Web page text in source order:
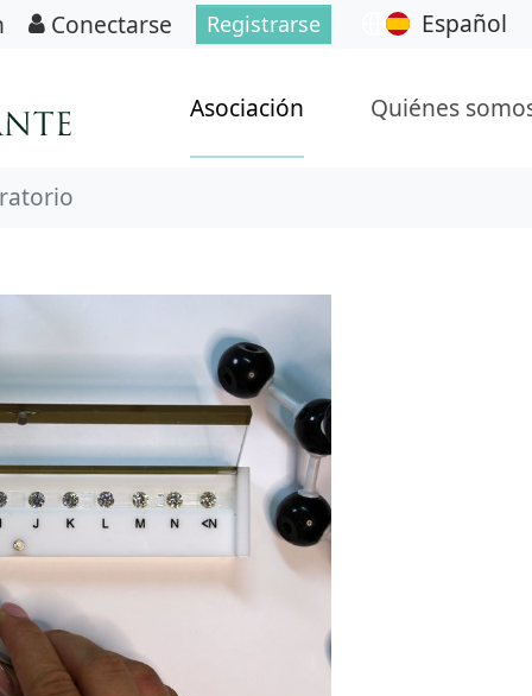
Conectarse Registrarse Español
Asociación Quiénes